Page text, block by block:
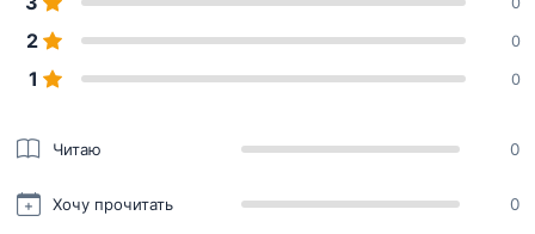
2 0
1 0
Читаю 0
Хочу прочитать 0